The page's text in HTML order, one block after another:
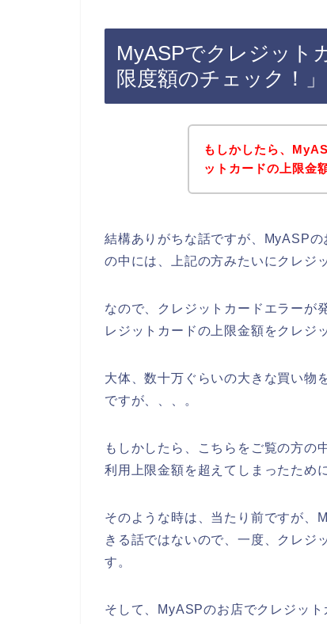
MyASPでクレジット
限度額のチェック！」
もしかしたら、
ットカードの上限金
結構ありがちな話ですが、MyASP
の中には、上記の方みたいにクレジ
なので、クレジットカードエラーが
レジットカードの上限金額をクレジ
大体、数十万ぐらいの大きな買い物
ですが、、、。
もしかしたら、こちらをご覧の方の
利用上限金額を超えてしまったため
そのような時は、当たり前ですが、
きる話ではないので、一度、クレジ
す。
そして、MyASPのお店でクレジッ